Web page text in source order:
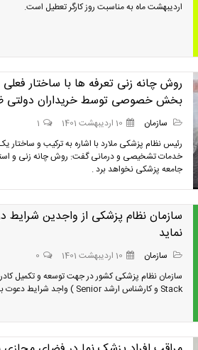
اردیبهشت ماه به مناسبت روز کارگر تعطیل است.
روش چانه زنی تعرفه ها با ساختار
بخش خصوصی توسط خریداران دولتی
سازمان 10 اردیبهشت 1401
1
رئیس نظام پزشکی ملارد با اشاره به ترکیب و
خدمات تشخیصی و درمانی گفت: روش چانه زنی و
جامعه پزشکی نخواهد برد .
سازمان نظام پزشکی از واجدین شرایط
نماید
سازمان 10 اردیبهشت 1401
0
Stack و کارشناس ارشد Senior ) واجد شرایط دعوت به همکاری می نماید.